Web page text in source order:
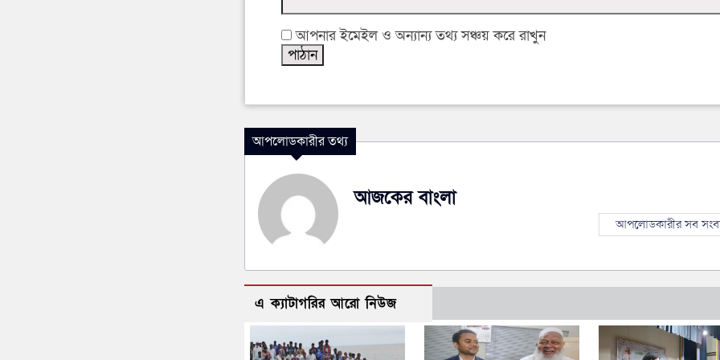
আপনার ইমেইল ও অন্যান্য তথ্য সঞ্চয় করে রাখুন
আপলোডকারীর তথ্য
আজকের বাংলা
আপলোডকারীর সব
এ ক্যাটাগরির আরো নিউজ